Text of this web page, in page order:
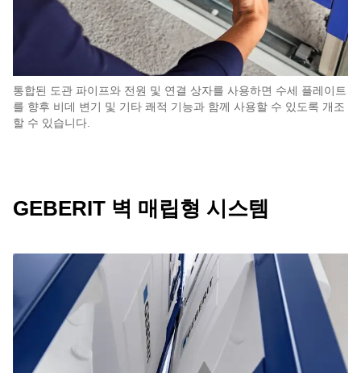
통합된 도관 파이프와 전원 및 연결 상자를 사용하면 수세 플레이트
를 향후 비데 변기 및 기타 쾌적 기능과 함께 사용할 수 있도록 개조
할 수 있습니다.
GEBERIT 벽 매립형 시스템